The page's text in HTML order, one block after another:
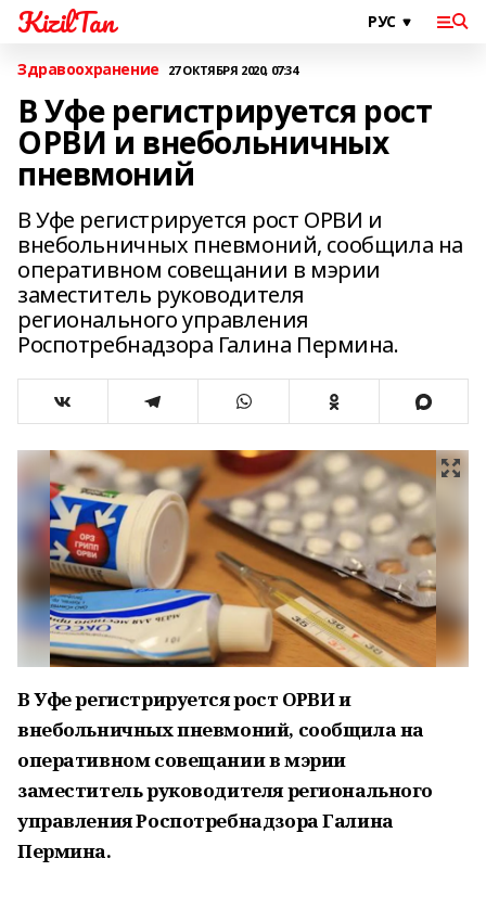
KizilTan
Здравоохранение 27 ОКТЯБРЯ 2020, 07:34
В Уфе регистрируется рост
ОРВИ и внебольничных
пневмоний
В Уфе регистрируется рост ОРВИ и
внебольничных пневмоний, сообщила на
оперативном совещании в мэрии
заместитель руководителя
регионального управления
Роспотребнадзора Галина Пермина.
В Уфе регистрируется рост ОРВИ и
внебольничных пневмоний, сообщила на
оперативном совещании в мэрии
заместитель руководителя регионального
управления Роспотребнадзора Галина
Пермина.